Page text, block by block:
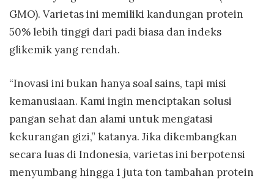
GMO). Varietas ini memiliki kandungan protein
50% lebih tinggi dari padi biasa dan indeks
glikemik yang rendah.
“Inovasi ini bukan hanya soal sains, tapi misi
kemanusiaan. Kami ingin menciptakan solusi
pangan sehat dan alami untuk mengatasi
kekurangan gizi,” katanya. Jika dikembangkan
secara luas di Indonesia, varietas ini berpotensi
menyumbang hingga 1 juta ton tambahan protein